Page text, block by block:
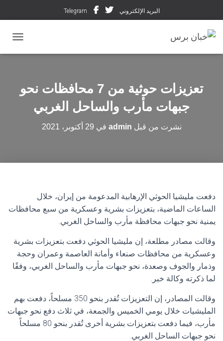
البريد الإلكتروني Telegram
تعزيزات حوثية من 7 محافظات نحو
جبهات مأرب والساحل الغربي
نشرت من قبل admin في 29 أكتوبر، 2021
دفعت مليشيا الحوثي الإرهابية المدعومة من إيران، خلال
الساعات الماضية، بتعزيزات بشرية وعسكرية من سبع محافظات
يمنية نحو جبهات محافظة مأرب والساحل الغربي.
وقالت مصادر مطلعة، إن مليشيا الحوثي دفعت بتعزيزات بشرية
وعسكرية من محافظات صنعاء وأمانة العاصمة وعمران وحجة
وذمار والجوف وصعدة، نحو جبهات مأرب والساحل الغربي، وفقًا
لما ذكرته وكالة خبر.
وقالت المصادر، إن التعزيزات تُقدر بنحو 350 مسلحاً، دفعت بهم
المليشيات خلال يومي الخميس والجمعة، في ثلاث دفع نحو جبهات
مأرب، فيما دفعت بتعزيزات بشرية أخرى تُقدر بنحو 80 مسلحاً
نحو جبهات الساحل الغربي.